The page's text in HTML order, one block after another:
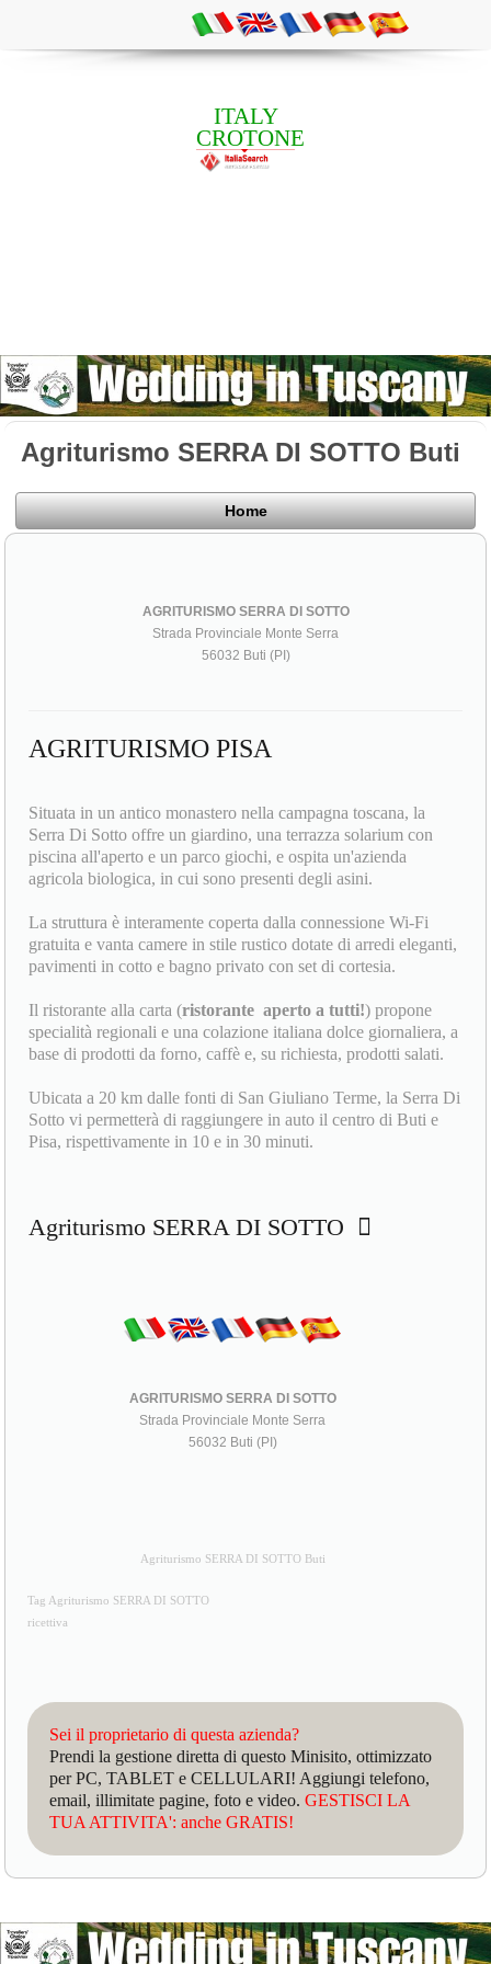
ITALY
CROTONE
Agriturismo SERRA DI SOTTO Buti
Home
AGRITURISMO SERRA DI SOTTO
Strada Provinciale Monte Serra
56032 Buti (PI)
AGRITURISMO PISA
Situata in un antico monastero nella campagna toscana, la
Serra Di Sotto offre un giardino, una terrazza solarium con
piscina all'aperto e un parco giochi, e ospita un'azienda
agricola biologica, in cui sono presenti degli asini.
La struttura è interamente coperta dalla connessione Wi-Fi
gratuita e vanta camere in stile rustico dotate di arredi eleganti,
pavimenti in cotto e bagno privato con set di cortesia.
Il ristorante alla carta (ristorante aperto a tutti!) propone
specialità regionali e una colazione italiana dolce giornaliera, a
base di prodotti da forno, caffè e, su richiesta, prodotti salati.
Ubicata a 20 km dalle fonti di San Giuliano Terme, la Serra Di
Sotto vi permetterà di raggiungere in auto il centro di Buti e
Pisa, rispettivamente in 10 e in 30 minuti.
Agriturismo SERRA DI SOTTO
AGRITURISMO SERRA DI SOTTO
Strada Provinciale Monte Serra
56032 Buti (PI)
Agriturismo SERRA DI SOTTO Buti
Tag Agriturismo SERRA DI SOTTO
ricettiva
Sei il proprietario di questa azienda?
Prendi la gestione diretta di questo Minisito, ottimizzato
per PC, TABLET e CELLULARI! Aggiungi telefono,
email, illimitate pagine, foto e video.GESTISCI LA
TUA ATTIVITA': anche GRATIS!